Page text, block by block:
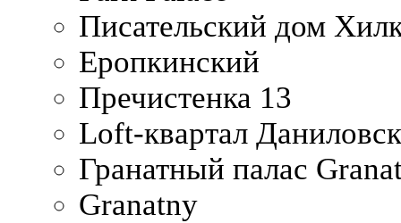
Писательский дом
Еропкинский
Пречистенка 13
Loft-квартал
Гранатный палас
Granatny